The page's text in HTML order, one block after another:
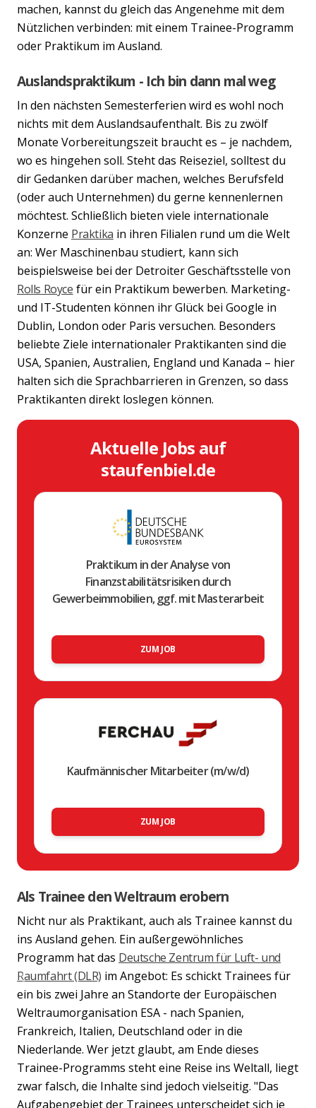
Previous
machen, kannst du gleich das Angenehme mit dem
Nützlichen verbinden: mit einem Trainee-Programm
oder Praktikum im Ausland.
Auslandspraktikum - Ich bin dann mal weg
In den nächsten Semesterferien wird es wohl noch
nichts mit dem Auslandsaufenthalt. Bis zu zwölf
Monate Vorbereitungszeit braucht es – je nachdem,
wo es hingehen soll. Steht das Reiseziel, solltest du
dir Gedanken darüber machen, welches Berufsfeld
(oder auch Unternehmen) du gerne kennenlernen
möchtest. Schließlich bieten viele internationale
Konzerne Praktika in ihren Filialen rund um die Welt
an: Wer Maschinenbau studiert, kann sich
beispielsweise bei der Detroiter Geschäftsstelle von
Rolls Royce für ein Praktikum bewerben. Marketing-
und IT-Studenten können ihr Glück bei Google in
Dublin, London oder Paris versuchen. Besonders
beliebte Ziele internationaler Praktikanten sind die
USA, Spanien, Australien, England und Kanada – hier
halten sich die Sprachbarrieren in Grenzen, so dass
Praktikanten direkt loslegen können.
Aktuelle Jobs auf
staufenbiel.de
Praktikum in der Analyse von
Finanzstabilitätsrisiken durch
Gewerbeimmobilien, ggf. mit Masterarbeit
ZUM JOB
Kaufmännischer Mitarbeiter (m/w/d)
ZUM JOB
Als Trainee den Weltraum erobern
Nicht nur als Praktikant, auch als Trainee kannst du
ins Ausland gehen. Ein außergewöhnliches
Programm hat das Deutsche Zentrum für Luft- und
Raumfahrt (DLR) im Angebot: Es schickt Trainees für
ein bis zwei Jahre an Standorte der Europäischen
Weltraumorganisation ESA - nach Spanien,
Frankreich, Italien, Deutschland oder in die
Niederlande. Wer jetzt glaubt, am Ende dieses
Trainee-Programms steht eine Reise ins Weltall, liegt
zwar falsch, die Inhalte sind jedoch vielseitig. "Das
Aufgabengebiet der Trainees unterscheidet sich je